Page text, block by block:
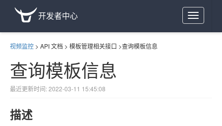
Toggle
navigation
开发者中心
视频监控 > API 文档 > 模板管理相关接口 >查询模板信息
查询模板信息
最近更新时间: 2022-03-11 15:45:08
描述